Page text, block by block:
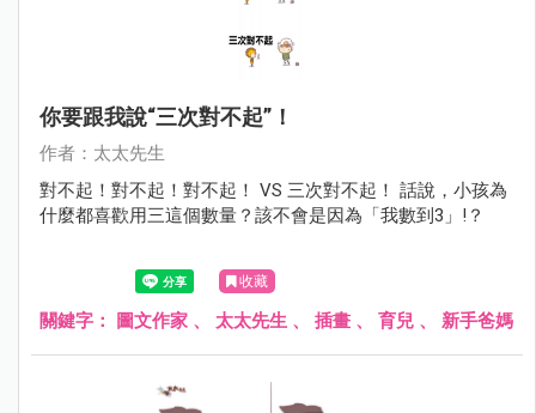
你要跟我說“三次對不起”！
作者：太太先生
對不起！對不起！對不起！ VS 三次對不起！ 話說，小孩為
什麼都喜歡用三這個數量？該不會是因為「我數到3」!？
收藏
關鍵字： 圖文作家 、 太太先生 、 插畫 、 育兒 、 新手爸媽